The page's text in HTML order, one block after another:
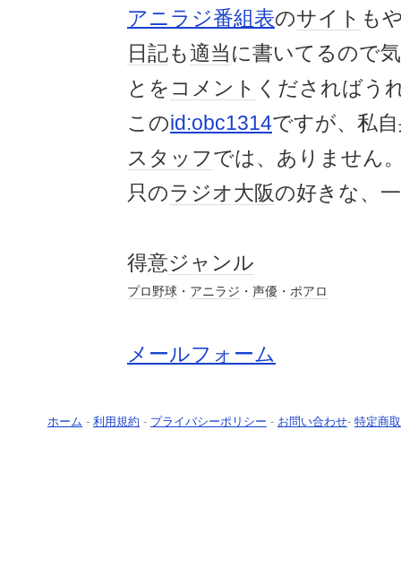
アニラジ番組表のサイト も
日記も適当に書いてるので
とを コメント くださればう
このid:obc1314ですが、私
スタッフでは、ありません
只のラジオ大阪の好きな、一
得意ジャンル
プロ野球 ・ アニラジ ・ 声優 ・ ポアロ
メールフォーム
ホーム - 利用規約 - プライバシーポリシー - お問い合わせ- 特定商